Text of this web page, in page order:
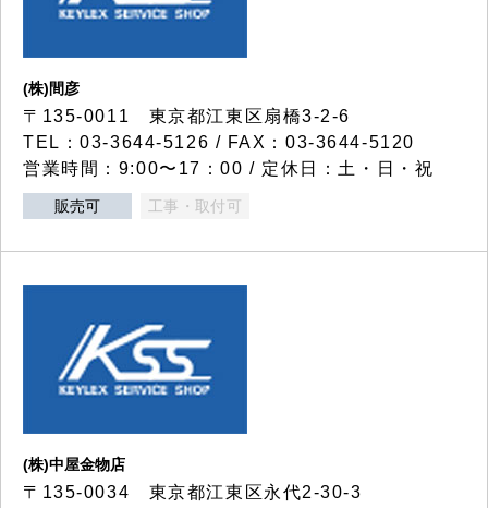
(株)間彦
〒135-0011 東京都江東区扇橋3-2-6
TEL：03-3644-5126 / FAX：03-3644-5120
営業時間：9:00〜17：00 / 定休日：土・日・祝
販売可 工事・取付可
(株)中屋金物店
〒135-0034 東京都江東区永代2-30-3